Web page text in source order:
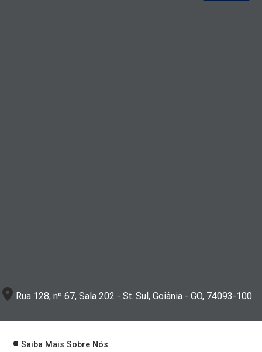
Rua 128, nº 67, Sala 202 - St. Sul, Goiânia - GO, 74093-100
Saiba Mais Sobre Nós